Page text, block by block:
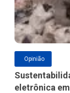
Opinião
eletrônica